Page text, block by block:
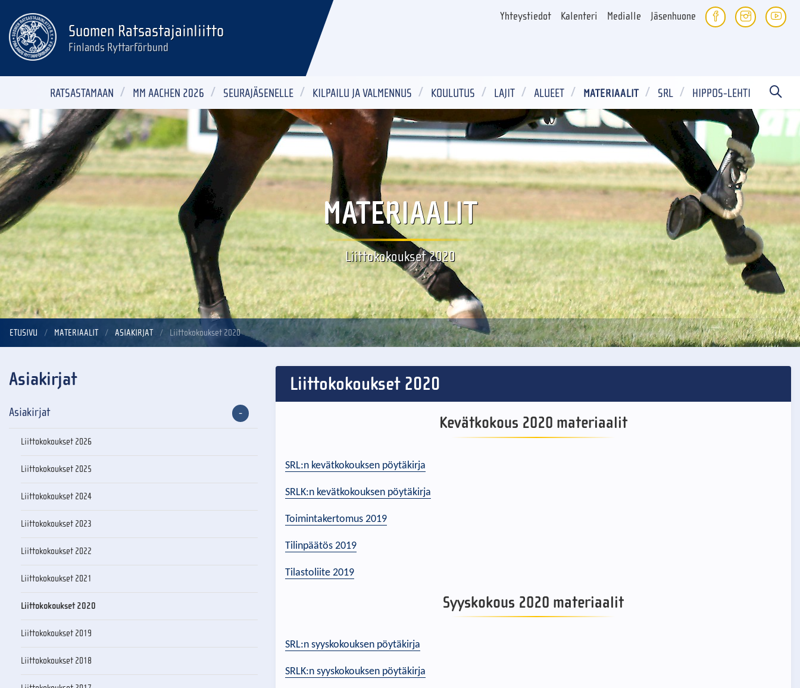
Yhteystiedot Kalenteri Medialle Jäsenhuone
Suomen Ratsastajainliitto
Finlands Ryttarförbund
RATSASTAMAAN MM AACHEN 2026 SEURAJÄSENELLE KILPAILU JA VALMENNUS KOULUTUS LAJIT ALUEET MATERIAALIT SRL HIPPOS-LEHTI
MATERIAALIT
Liittokokoukset 2020
ETUSIVU MATERIAALIT ASIAKIRJAT Liittokokoukset 2020
Liittokokoukset 2020
Kevätkokous 2020 materiaalit
SRL:n kevätkokouksen pöytäkirja
SRLK:n kevätkokouksen pöytäkirja
Toimintakertomus 2019
Tilinpäätös 2019
Tilastoliite 2019
Syyskokous 2020 materiaalit
SRL:n syyskokouksen pöytäkirja
SRLK:n syyskokouksen pöytäkirja
Asiakirjat
Asiakirjat
Liittokokoukset 2026
Liittokokoukset 2025
Liittokokoukset 2024
Liittokokoukset 2023
Liittokokoukset 2022
Liittokokoukset 2021
Liittokokoukset 2020
Liittokokoukset 2019
Liittokokoukset 2018